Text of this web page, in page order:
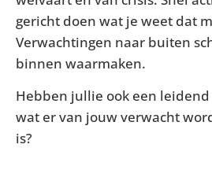
gericht doen wat je weet dat
Verwachtingen naar buiten
binnen waarmaken.
Hebben jullie ook een
wat er van jouw verwacht
is?